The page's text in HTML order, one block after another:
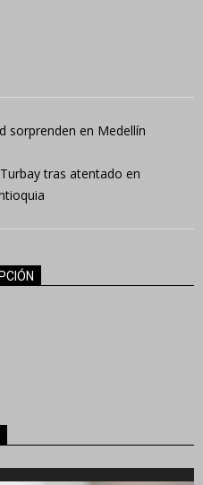
sorprenden en Medellín
tras atentado en